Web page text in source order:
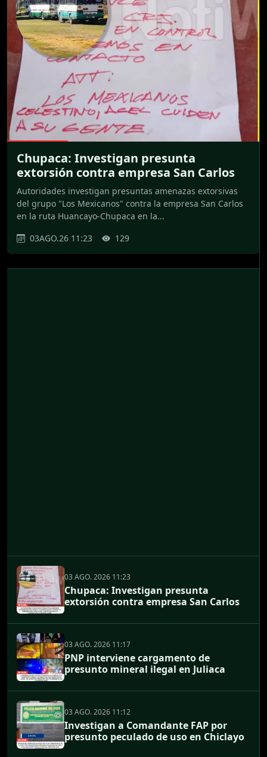
Chupaca: Investigan presunta
extorsión contra empresa San Carlos
Autoridades investigan presuntas amenazas extorsivas
del grupo "Los Mexicanos" contra la empresa San Carlos
en la ruta Huancayo-Chupaca en la...
03AGO.26 11:23
129
03 AGO. 2026 11:23
Chupaca: Investigan presunta
extorsión contra empresa San Carlos
03 AGO. 2026 11:17
PNP interviene cargamento de
presunto mineral ilegal en Juliaca
03 AGO. 2026 11:12
Investigan a Comandante FAP por
presunto peculado de uso en Chiclayo